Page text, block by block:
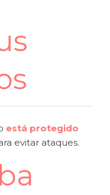
está protegido
evitar ataques.